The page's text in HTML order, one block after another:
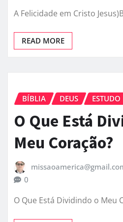
A Felicidade em Cristo
READ MORE
BÍBLIA DEUS ESTUDO
O Que Está
Meu Coração?
0
O Que Está Dividindo o Meu